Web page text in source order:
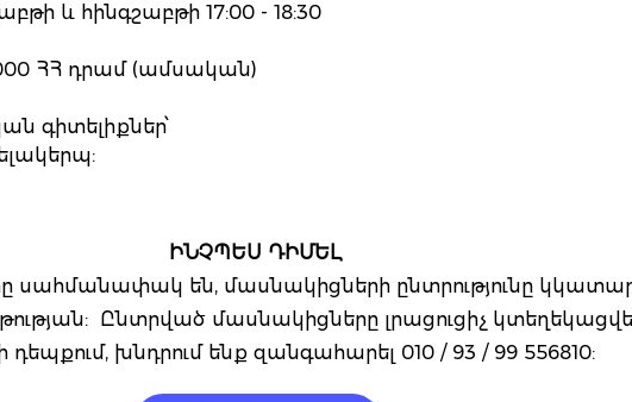
և հինգշաբթի 17:00 - 18:30
ՀՀ դրամ (ամսական)
գիտելիքներ՝
ԻՆՉՊԵՍ ԴԻՄԵԼ
սահմանափակ են, մասնակիցների ընտրությունը
Ընտրված մասնակիցները լրացուցիչ
դեպքում, խնդրում ենք զանգահարել 010 / 93 / 99 556810: